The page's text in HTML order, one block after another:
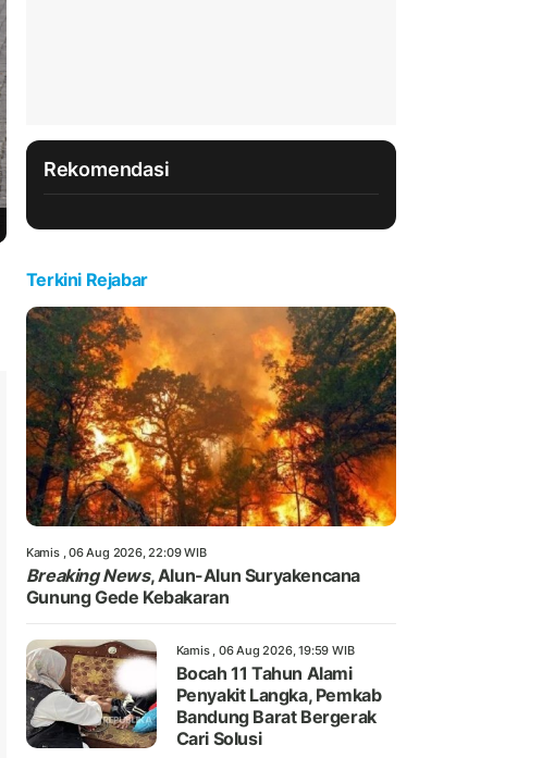
Rekomendasi
Terkini Rejabar
Kamis , 06 Aug 2026, 22:09 WIB
Breaking News, Alun-Alun Suryakencana
Gunung Gede Kebakaran
Kamis , 06 Aug 2026, 19:59 WIB
Bocah 11 Tahun Alami
Penyakit Langka, Pemkab
Bandung Barat Bergerak
Cari Solusi